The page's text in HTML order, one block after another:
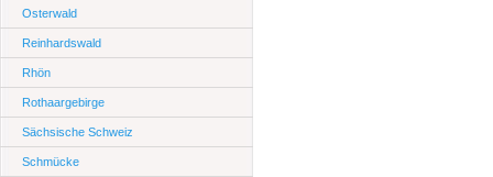
Osterwald
Reinhardswald
Rhön
Rothaargebirge
Sächsische Schweiz
Schmücke